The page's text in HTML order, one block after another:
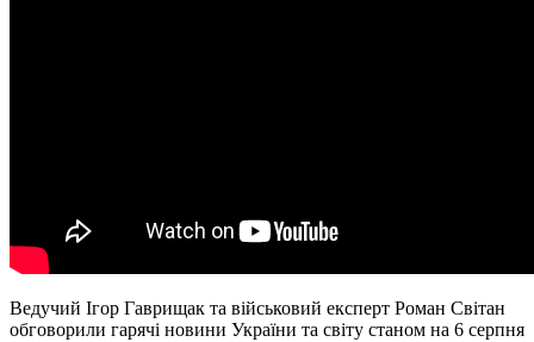
Ведучий Ігор Гаврищак та військовий експерт Роман Світан
обговорили гарячі новини України та світу станом на 6 серпня